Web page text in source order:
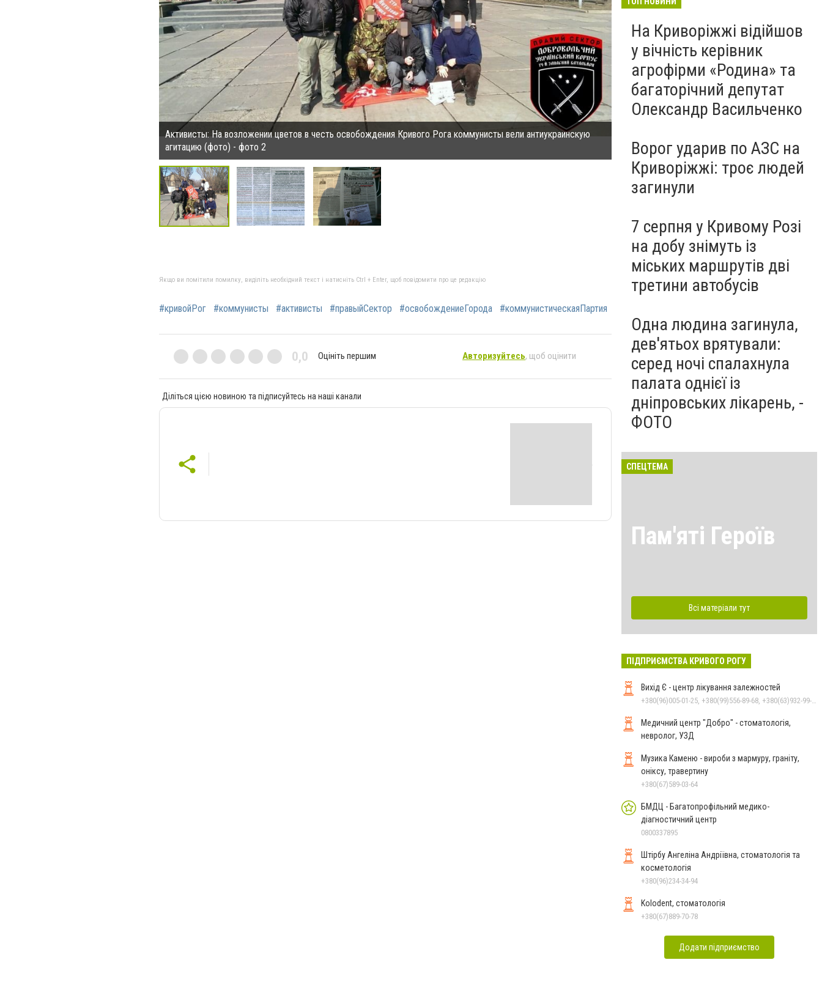
Активисты: На возложении цветов в честь освобождения Кривого Рога коммунисты вели антиукраинскую
агитацию (фото) - фото 2
агитацию (фото) - фото 2
Якщо ви помітили помилку, виділіть необхідний текст і натисніть Ctrl + Enter, щоб повідомити про це редакцію
#кривойРог #коммунисты #активисты #правыйСектор #освобождениеГорода #коммунистическаяПартия
0,0 Оцініть першим Авторизуйтесь, щоб оцінити
Діліться цією новиною та підписуйтесь на наші канали
На Криворіжжі відійшов
у вічність керівник
агрофірми «Родина» та
багаторічний депутат
Олександр Васильченко
Ворог ударив по АЗС на
Криворіжжі: троє людей
загинули
7 серпня у Кривому Розі
на добу знімуть із
міських маршрутів дві
третини автобусів
Одна людина загинула,
дев'ятьох врятували:
серед ночі спалахнула
палата однієї із
дніпровських лікарень, -
ФОТО
СПЕЦТЕМА
Пам'яті Героїв
Всі матеріали тут
ПІДПРИЄМСТВА КРИВОГО РОГУ
Вихід Є - центр лікування залежностей
Медичний центр "Добро" - стоматологія,
невролог, УЗД
Музика Каменю - вироби з мармуру, граніту,
оніксу, травертину
+380(67)589-03-64
БМДЦ - Багатопрофільний медико-
діагностичний центр
0800337895
Штірбу Ангеліна Андріївна, стоматологія та
косметологія
+380(96)234-34-94
Kolodent, стоматологія
+380(67)889-70-78
Додати підприємство